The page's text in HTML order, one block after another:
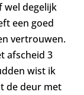
wel degelijk
een goed
vertrouwen.
afscheid 3
wist ik
de deur met